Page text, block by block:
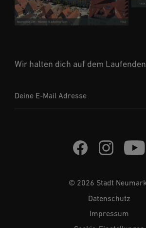
Wir halten dich auf dem Laufenden
Deine E-Mail Adresse
© 2026 Stadt
Datenschutz
Impressum